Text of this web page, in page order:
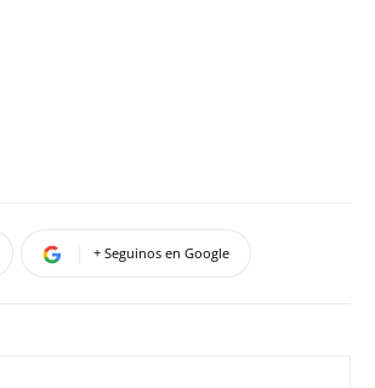
+ Seguinos en Google